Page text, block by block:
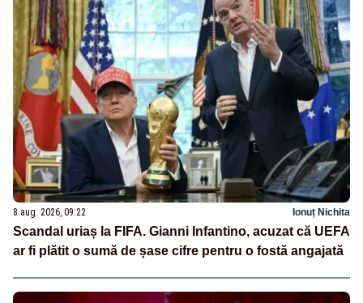
8 aug. 2026, 09:22 Ionuț Nichita
Scandal uriaș la FIFA. Gianni Infantino, acuzat că UEFA
ar fi plătit o sumă de șase cifre pentru o fostă angajată